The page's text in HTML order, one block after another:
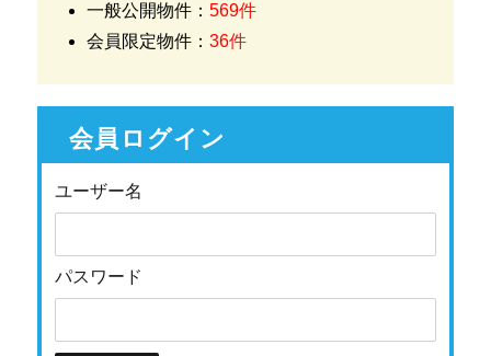
一般公開物件：569件
会員限定物件：36件
会員ログイン
ユーザー名
パスワード